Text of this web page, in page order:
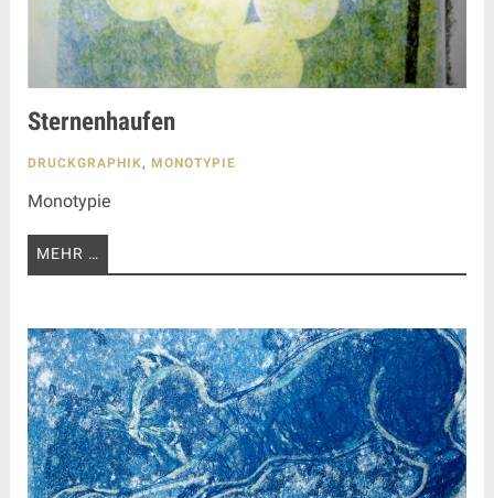
Sternenhaufen
DRUCKGRAPHIK, MONOTYPIE
Monotypie
MEHR …